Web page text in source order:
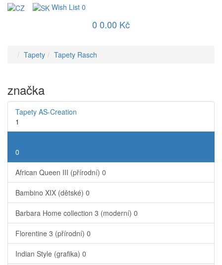
Wish List 0
0 0.00 Kč
Tapety Tapety Rasch
značka
Tapety AS-Creation
1
0
African Queen III (přírodní) 0
Bambino XIX (dětské) 0
Barbara Home collection 3 (moderní) 0
Florentine 3 (přírodní) 0
Indian Style (grafika) 0